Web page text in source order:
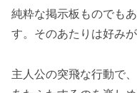
純粋な掲示板ものでも
す。そのあたりは好み
主人公の突飛な行動で